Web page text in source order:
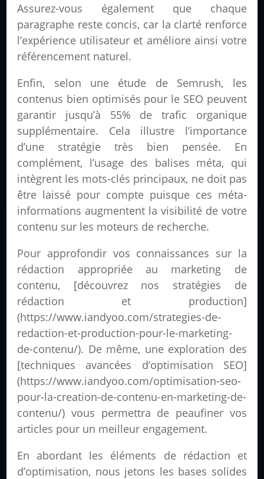
Assurez-vous également que chaque
paragraphe reste concis, car la clarté renforce
l’expérience utilisateur et améliore ainsi votre
référencement naturel.
Enfin, selon une étude de Semrush, les
contenus bien optimisés pour le SEO peuvent
garantir jusqu’à 55% de trafic organique
supplémentaire. Cela illustre l’importance
d’une stratégie très bien pensée. En
complément, l’usage des balises méta, qui
intègrent les mots-clés principaux, ne doit pas
être laissé pour compte puisque ces méta-
informations augmentent la visibilité de votre
contenu sur les moteurs de recherche.
Pour approfondir vos connaissances sur la
rédaction appropriée au marketing de
contenu, [découvrez nos stratégies de
rédaction et production]
(https://www.iandyoo.com/strategies-de-
redaction-et-production-pour-le-marketing-
de-contenu/). De même, une exploration des
[techniques avancées d’optimisation SEO]
(https://www.iandyoo.com/optimisation-seo-
pour-la-creation-de-contenu-en-marketing-de-
contenu/) vous permettra de peaufiner vos
articles pour un meilleur engagement.
En abordant les éléments de rédaction et
d’optimisation, nous jetons les bases solides